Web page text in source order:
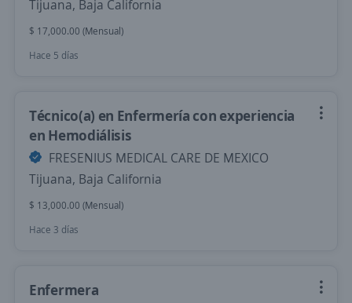
Tijuana, Baja California
$ 17,000.00 (Mensual)
Hace 5 días
Técnico(a) en Enfermería con experiencia
en Hemodiálisis
FRESENIUS MEDICAL CARE DE MEXICO
Tijuana, Baja California
$ 13,000.00 (Mensual)
Hace 3 días
Enfermera